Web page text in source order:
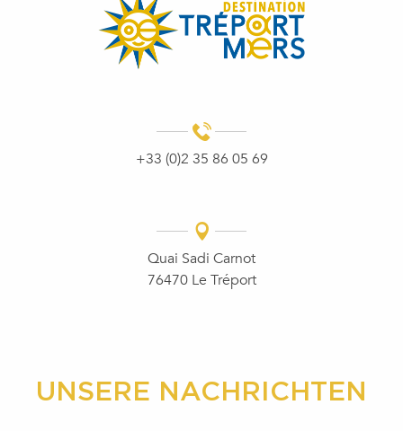
+33 (0)2 35 86 05 69
Quai Sadi Carnot
76470 Le Tréport
UNSERE NACHRICHTEN